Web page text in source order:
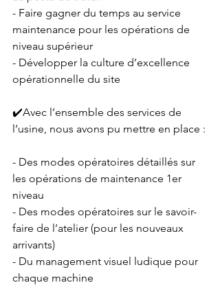
- Faire gagner du temps au service
maintenance pour les opérations de
niveau supérieur
- Développer la culture d’excellence
opérationnelle du site
✔️Avec l’ensemble des services de
l’usine, nous avons pu mettre en place :
- Des modes opératoires détaillés sur
les opérations de maintenance 1er
niveau
- Des modes opératoires sur le savoir-
faire de l’atelier (pour les nouveaux
arrivants)
- Du management visuel ludique pour
chaque machine